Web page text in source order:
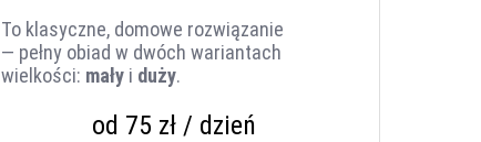
To klasyczne, domowe rozwiązanie
— pełny obiad w dwóch wariantach
wielkości: małyi duży.
od 75 zł / dzień